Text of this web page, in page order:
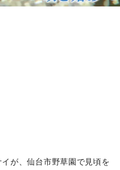
が、仙台市野草園で見頃を